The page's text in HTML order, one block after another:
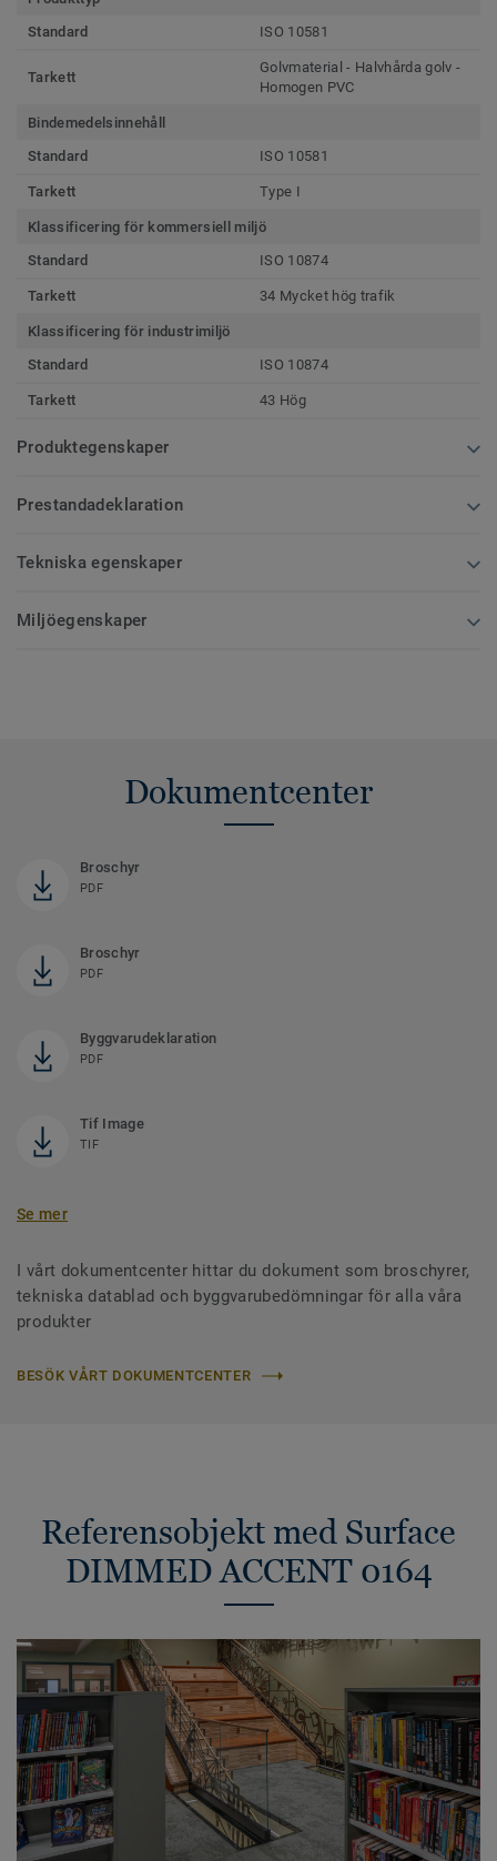
Standard
ISO 10581
Tarkett
Golvmaterial - Halvhårda golv -
Homogen PVC
Bindemedelsinnehåll
Standard
ISO 10581
Tarkett Type I
Klassificering för kommersiell miljö
Standard
ISO 10874
Tarkett 34 Mycket hög trafik
Klassificering för industrimiljö
Standard
ISO 10874
Tarkett 43 Hög
Produktegenskaper
Prestandadeklaration
Tekniska egenskaper
Miljöegenskaper
Dokumentcenter
Broschyr
PDF
Broschyr
PDF
Byggvarudeklaration
PDF
Tif Image
TIF
Se mer
I vårt dokumentcenter hittar du dokument som broschyrer,
tekniska datablad och byggvarubedömningar för alla våra
produkter
BESÖK VÅRT DOKUMENTCENTER
Referensobjekt med Surface
DIMMED ACCENT 0164